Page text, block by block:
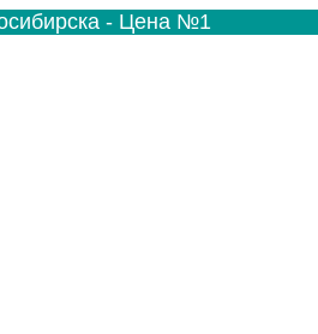
- Цена №1